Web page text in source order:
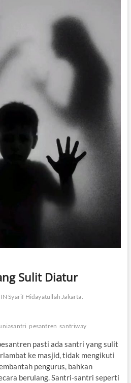
Sulit Diatur
Syarif Hidayatullah Jakarta.
pesantren santriway
pasti ada santri yang sulit
ke masjid, tidak mengikuti
pengurus, bahkan
berulang. Santri-santri seperti